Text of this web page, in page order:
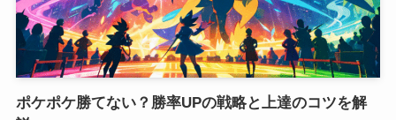
ポケポケ勝てない？勝率UPの戦略と上達のコツを解